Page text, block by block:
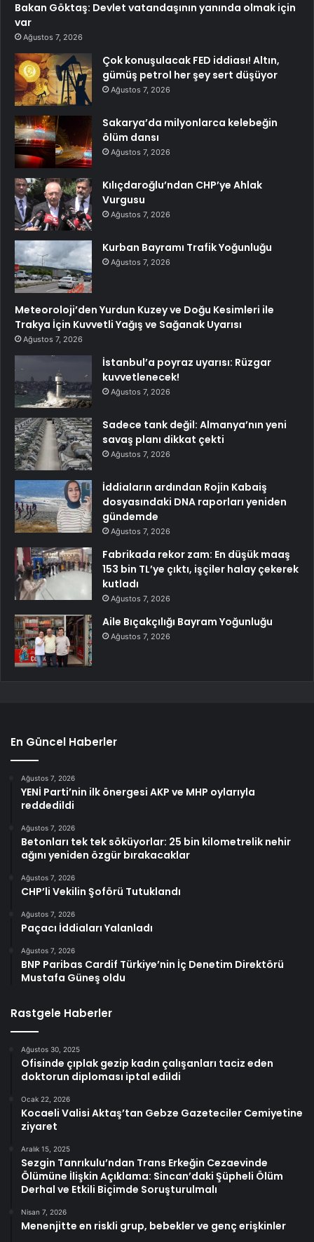
Bakan Göktaş: Devlet vatandaşının yanında olmak için
var
Ağustos 7, 2026
Çok konuşulacak FED iddiası! Altın,
gümüş petrol her şey sert düşüyor
Ağustos 7, 2026
Sakarya’da milyonlarca kelebeğin
ölüm dansı
Ağustos 7, 2026
Kılıçdaroğlu’ndan CHP’ye Ahlak
Vurgusu
Ağustos 7, 2026
Kurban Bayramı Trafik Yoğunluğu
Ağustos 7, 2026
Meteoroloji’den Yurdun Kuzey ve Doğu Kesimleri ile
Trakya İçin Kuvvetli Yağış ve Sağanak Uyarısı
Ağustos 7, 2026
İstanbul’a poyraz uyarısı: Rüzgar
kuvvetlenecek!
Ağustos 7, 2026
Sadece tank değil: Almanya’nın yeni
savaş planı dikkat çekti
Ağustos 7, 2026
İddiaların ardından Rojin Kabaiş
dosyasındaki DNA raporları yeniden
gündemde
Ağustos 7, 2026
Fabrikada rekor zam: En düşük maaş
153 bin TL’ye çıktı, işçiler halay çekerek
kutladı
Ağustos 7, 2026
Aile Bıçakçılığı Bayram Yoğunluğu
Ağustos 7, 2026
En Güncel Haberler
Ağustos 7, 2026
YENİ Parti’nin ilk önergesi AKP ve MHP oylarıyla
reddedildi
Ağustos 7, 2026
Betonları tek tek söküyorlar: 25 bin kilometrelik nehir
ağını yeniden özgür bırakacaklar
Ağustos 7, 2026
CHP’li Vekilin Şoförü Tutuklandı
Ağustos 7, 2026
Paçacı İddiaları Yalanladı
Ağustos 7, 2026
BNP Paribas Cardif Türkiye’nin İç Denetim Direktörü
Mustafa Güneş oldu
Rastgele Haberler
Ağustos 30, 2025
Ofisinde çıplak gezip kadın çalışanları taciz eden
doktorun diploması iptal edildi
Ocak 22, 2026
Kocaeli Valisi Aktaş’tan Gebze Gazeteciler Cemiyetine
ziyaret
Aralık 15, 2025
Sezgin Tanrıkulu’ndan Trans Erkeğin Cezaevinde
Ölümüne İlişkin Açıklama: Sincan’daki Şüpheli Ölüm
Derhal ve Etkili Biçimde Soruşturulmalı
Nisan 7, 2026
Menenjitte en riskli grup, bebekler ve genç erişkinler